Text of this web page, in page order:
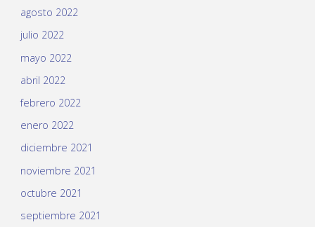
agosto 2022
julio 2022
mayo 2022
abril 2022
febrero 2022
enero 2022
diciembre 2021
noviembre 2021
octubre 2021
septiembre 2021